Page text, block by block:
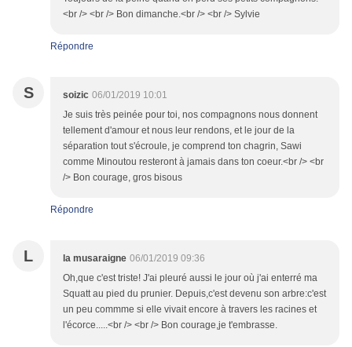
<br /> <br /> Bon dimanche.<br /> <br /> Sylvie
Répondre
S soizic 06/01/2019 10:01
Je suis très peinée pour toi, nos compagnons nous donnent
tellement d'amour et nous leur rendons, et le jour de la
séparation tout s'écroule, je comprend ton chagrin, Sawi
comme Minoutou resteront à jamais dans ton coeur.<br /> <br
/> Bon courage, gros bisous
Répondre
L la musaraigne 06/01/2019 09:36
Oh,que c'est triste! J'ai pleuré aussi le jour où j'ai enterré ma
Squatt au pied du prunier. Depuis,c'est devenu son arbre:c'est
un peu commme si elle vivait encore à travers les racines et
l'écorce.....<br /> <br /> Bon courage,je t'embrasse.